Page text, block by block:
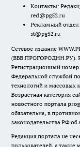
Контакты:
red@pg52.ru
Рекламный
st@pg52.ru
Сетевое издание
(ВВВ.ПРОГОРОДНН.РУ).
Регистрационный номер
Федеральной службой
технологий и массовых
Возрастная категория
новостного портала
обязательна, в
законодательства РФ
Редакция портала не
пользователей, а также